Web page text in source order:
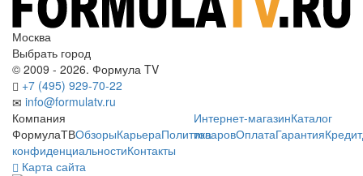
Москва
Выбрать город
© 2009 - 2026. Формула TV
+7 (495) 929-70-22
info@formulatv.ru
Компания
ФормулаТВОбзорыКарьераПолитика
конфиденциальностиКонтакты
Интернет-магазинКаталог
товаровОплатаГарантияКредит
Карта сайта